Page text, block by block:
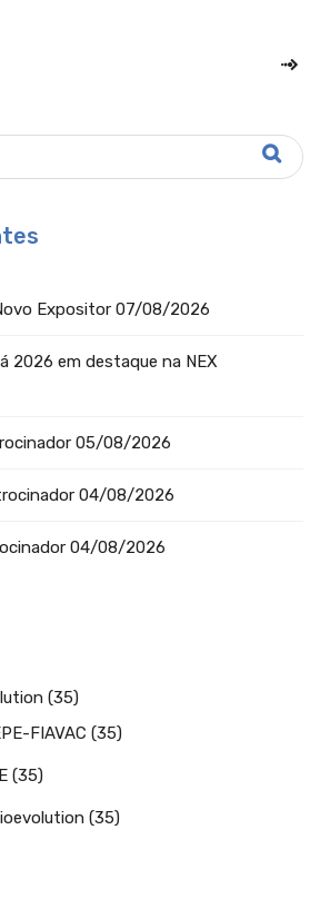
Expositor 07/08/2026
2026 em destaque na NEX
05/08/2026
04/08/2026
04/08/2026
(35)
FIAVAC (35)
(35)
(35)